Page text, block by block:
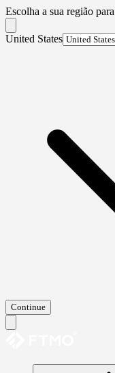
Escolha a sua região
United States
Continue